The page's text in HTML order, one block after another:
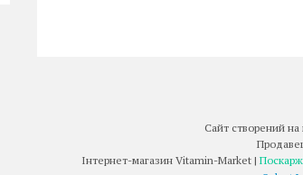
Сайт створений на
Інтернет-магазин Vitamin-Market |